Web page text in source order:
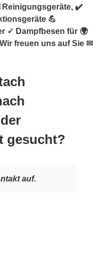
Reinigungsgeräte, ✔️
💪
✓ Dampfbesen für 🌍
freuen uns auf Sie ✉
gesucht?
auf.